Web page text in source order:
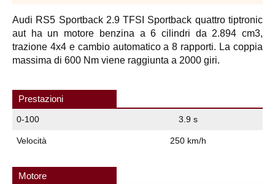
Audi RS5 Sportback 2.9 TFSI Sportback quattro tiptronic
aut ha un motore benzina a 6 cilindri da 2.894 cm3,
trazione 4x4 e cambio automatico a 8 rapporti. La coppia
massima di 600 Nm viene raggiunta a 2000 giri.
Prestazioni
0-100 3.9 s
Velocità 250 km/h
Motore